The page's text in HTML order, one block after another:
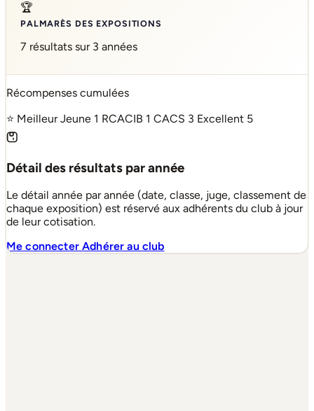
🏆
PALMARÈS DES EXPOSITIONS
7 résultats sur 3 années
Récompenses cumulées
⭐ Meilleur Jeune 1 RCACIB 1 CACS 3 Excellent 5
Détail des résultats par année
Le détail année par année (date, classe, juge, classement de
chaque exposition) est réservé aux adhérents du club à jour
de leur cotisation.
Me connecterAdhérer au club